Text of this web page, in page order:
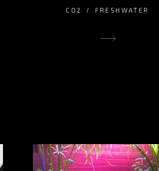
СО2 FRESHWATER